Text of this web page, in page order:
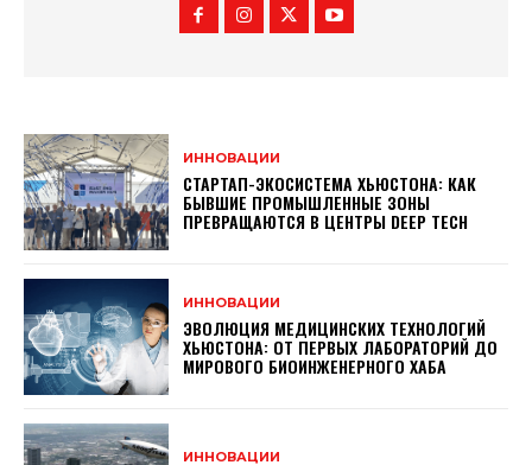
ИННОВАЦИИ
СТАРТАП-ЭКОСИСТЕМА ХЬЮСТОНА: КАК
БЫВШИЕ ПРОМЫШЛЕННЫЕ ЗОНЫ
ПРЕВРАЩАЮТСЯ В ЦЕНТРЫ DEEP TECH
ИННОВАЦИИ
ЭВОЛЮЦИЯ МЕДИЦИНСКИХ ТЕХНОЛОГИЙ
ХЬЮСТОНА: ОТ ПЕРВЫХ ЛАБОРАТОРИЙ ДО
МИРОВОГО БИОИНЖЕНЕРНОГО ХАБА
ИННОВАЦИИ